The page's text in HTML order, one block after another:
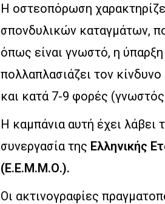
Η οστεοπόρωση
σπονδυλικών καταγμάτων,
όπως είναι γνωστό, η
πολλαπλασιάζει τον
και κατά 7-9 φορές
Η καμπάνια αυτή έχει λάβει
συνεργασία της Ελληνικής
(Ε.Ε.Μ.Μ.Ο.).
Οι ακτινογραφίες